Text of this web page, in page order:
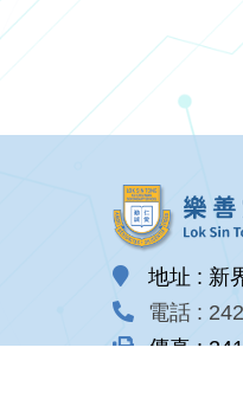
地址 : 新
電話 :
傳真 :